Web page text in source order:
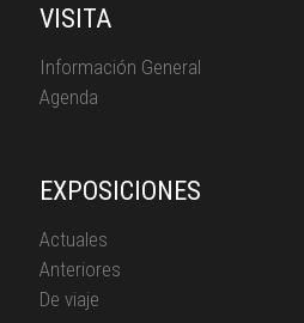
VISITA
Información General
Agenda
EXPOSICIONES
Actuales
Anteriores
De viaje